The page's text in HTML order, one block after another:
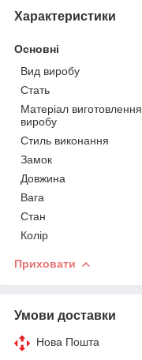
Характеристики
Основні
Вид виробу
Стать
Матеріал виготовлення
виробу
Стиль виконання
Замок
Довжина
Вага
Стан
Колір
Приховати
Умови доставки
Нова Пошта